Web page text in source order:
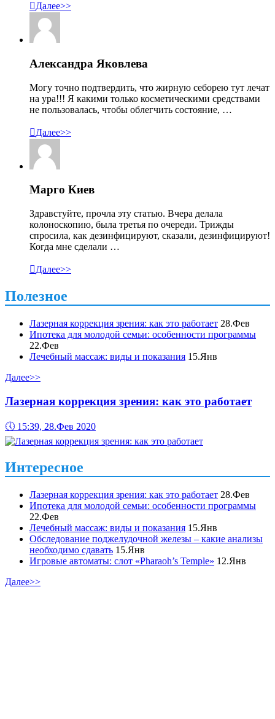
Далее>>
Александра Яковлева
Могу точно подтвердить, что жирную себорею тут лечат
на ура!!! Я какими только косметическими средствами
не пользовалась, чтобы облегчить состояние, …
Далее>>
Марго Киев
Здравстуйте, прочла эту статью. Вчера делала
колоноскопию, была третья по очереди. Трижды
спросила, как дезинфицируют, сказали, дезинфицируют!
Когда мне сделали …
Далее>>
Полезное
Лазерная коррекция зрения: как это работает 28.Фев
Ипотека для молодой семьи: особенности программы
22.Фев
Лечебный массаж: виды и показания 15.Янв
Далее>>
Лазерная коррекция зрения: как это работает
🕔 15:39, 28.Фев 2020
Интересное
Лазерная коррекция зрения: как это работает 28.Фев
Ипотека для молодой семьи: особенности программы
22.Фев
Лечебный массаж: виды и показания 15.Янв
Обследование поджелудочной железы – какие анализы
необходимо сдавать 15.Янв
Игровые автоматы: слот «Pharaoh’s Temple» 12.Янв
Далее>>